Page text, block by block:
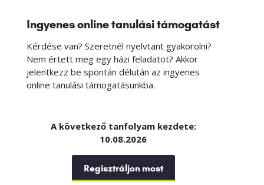
Ingyenes online tanulási támogatást
Kérdése van? Szeretnél nyelvtant gyakorolni?
Nem értett meg egy házi feladatot? Akkor
jelentkezz be spontán délután az ingyenes
online tanulási támogatásunkba.
A következő tanfolyam kezdete:
10.08.2026
Regisztráljon most